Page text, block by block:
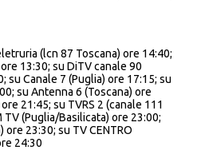
(lcn 87 Toscana) ore 14:40;
13:30; su DiTV canale 90
su Canale 7 (Puglia) ore 17:15; su
su Antenna 6 (Toscana) ore
21:45; su TVRS 2 (canale 111
TV (Puglia/Basilicata) ore 23:00;
ore 23:30; su TV CENTRO
24:30